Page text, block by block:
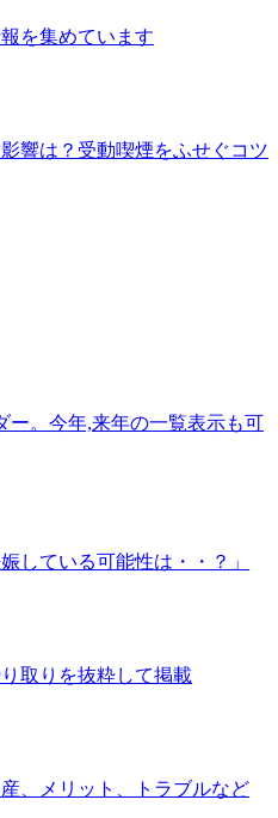
を集めています
響は？受動喫煙をふせぐコツ
ー。今年,来年の一覧表示も可
している可能性は・・？」
取りを抜粋して掲載
、メリット、トラブルなど